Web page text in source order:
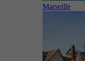
Marseille